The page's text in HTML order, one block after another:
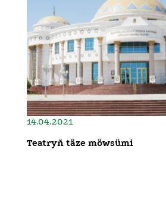
14.04.2021
Teatryň täze möwsümi